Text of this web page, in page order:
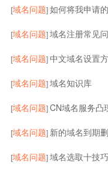
[域名问题]如何将我申请
[域名问题]域名注册常见
[域名问题]中文域名设置
[域名问题]域名知识库
[域名问题]CN域名服务凸
[域名问题] 新的域名到期
[域名问题]域名选取十技巧